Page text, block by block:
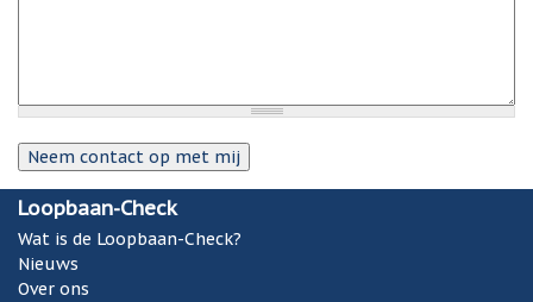
Loopbaan-Check
Wat is de Loopbaan-Check?
Nieuws
Over ons